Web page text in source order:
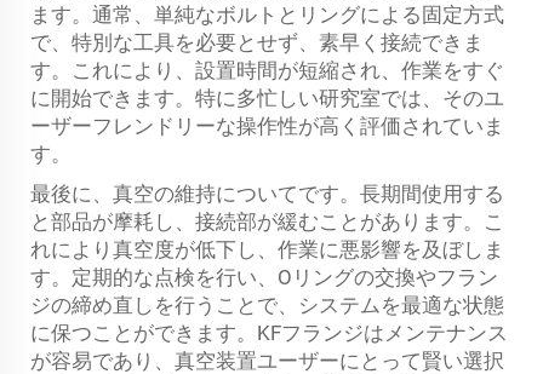
ます。通常、単純なボルトとリングによる固定方式
で、特別な工具を必要とせず、素早く接続できま
す。これにより、設置時間が短縮され、作業をすぐ
に開始できます。特に多忙しい研究室では、そのユ
ーザーフレンドリーな操作性が高く評価されていま
す。
最後に、真空の維持についてです。長期間使用する
と部品が摩耗し、接続部が緩むことがあります。こ
れにより真空度が低下し、作業に悪影響を及ぼしま
す。定期的な点検を行い、Oリングの交換やフラン
ジの締め直しを行うことで、システムを最適な状態
に保つことができます。KFフランジはメンテナンス
が容易であり、真空装置ユーザーにとって賢い選択